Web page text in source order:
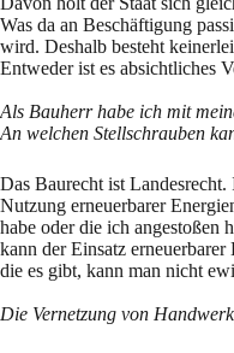
Was da an Beschäftigung
wird. Deshalb besteht
Entweder ist es absichtliches
Als Bauherr habe ich mit
An welchen Stellschrauben
Das Baurecht ist
Nutzung erneuerbarer
habe oder die ich angestoßen
kann der Einsatz
die es gibt, kann man nicht
Die Vernetzung von